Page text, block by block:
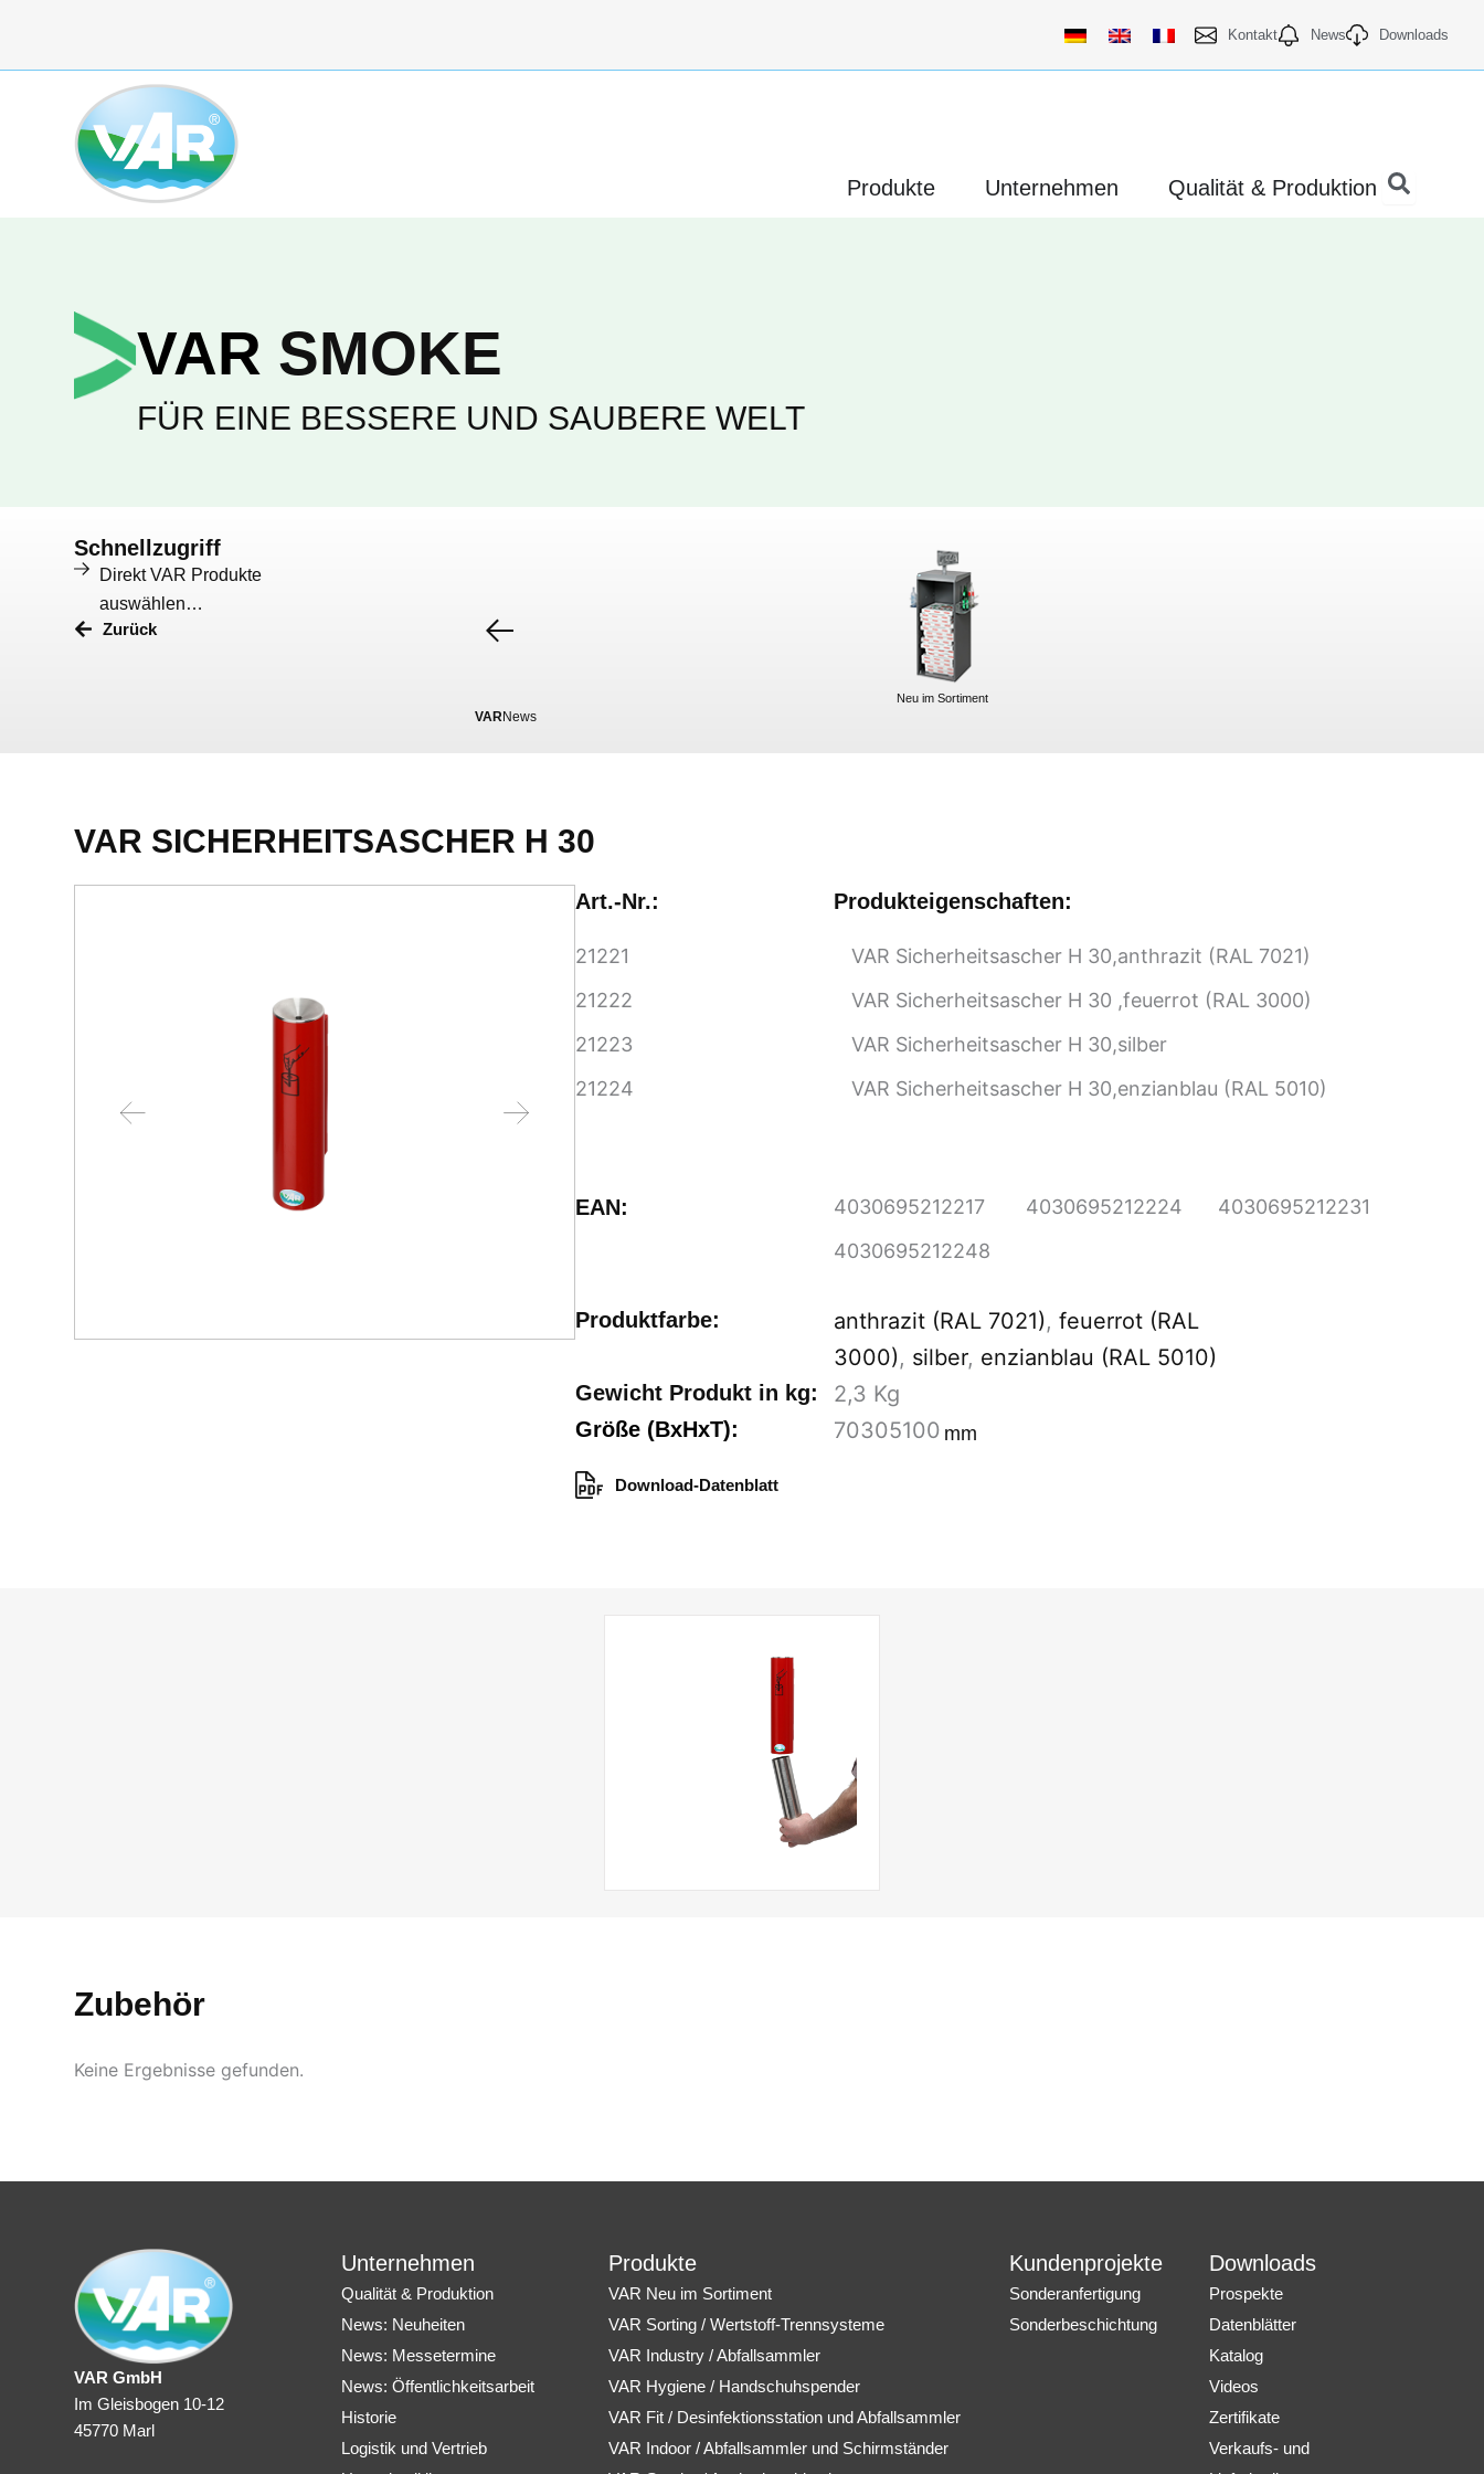
springen
Kontakt News Downloads
Produkte Produkte öffnen
Unternehmen Unternehmen öffnen
Qualität & Produktion Qualität &
VAR SMOKE
FÜR EINE BESSERE UND SAUBERE WELT
Schnellzugriff
Direkt VAR Produkte
auswählen…
Zurück
Neu im Sortiment
VARNews
VAR SICHERHEITSASCHER H 30
Art.-Nr.: Produkteigenschaften:
21221
VAR Sicherheitsascher H 30,anthrazit (RAL 7021)
21222
VAR Sicherheitsascher H 30 ,feuerrot (RAL 3000)
21223
VAR Sicherheitsascher H 30,silber
21224
VAR Sicherheitsascher H 30,enzianblau (RAL 5010)
EAN: 4030695212217 4030695212224
4030695212231
4030695212248
Produktfarbe: anthrazit (RAL 7021),feuerrot (RAL
3000), silber, enzianblau (RAL 5010)
Gewicht Produkt in kg: 2,3 Kg
Größe (BxHxT): 70305100 mm
Download-Datenblatt
Zubehör
Keine Ergebnisse gefunden.
VAR GmbH
Im Gleisbogen 10-12
45770 Marl
Unternehmen
Qualität & Produktion
News: Neuheiten
News: Messetermine
News: Öffentlichkeitsarbeit
Historie
Logistik und Vertrieb
Produkte
VAR Neu im Sortiment
VAR Sorting / Wertstoff-Trennsysteme
VAR Industry / Abfallsammler
VAR Hygiene / Handschuhspender
VAR Fit / Desinfektionsstation und Abfallsammler
VAR Indoor / Abfallsammler und Schirmständer
Kundenprojekte
Sonderanfertigung
Sonderbeschichtung
Downloads
Prospekte
Datenblätter
Katalog
Videos
Zertifikate
Verkaufs- und